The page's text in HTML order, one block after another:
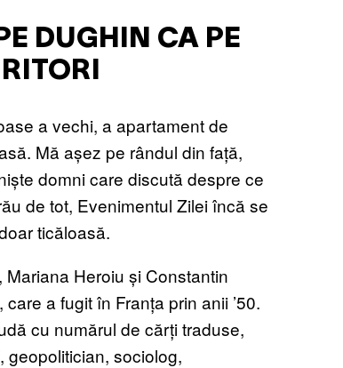
DUGHIN CA PE
a vechi, a apartament de
Mă așez pe rândul din față,
domni care discută despre ce
de tot, Evenimentul Zilei încă se
ticăloasă.
Heroiu și Constantin
a fugit în Franța prin anii ’50.
cu numărul de cărți traduse,
geopolitician, sociolog,